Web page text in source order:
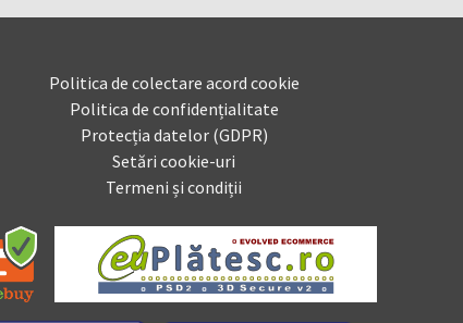
Politica de colectare acord cookie
Politica de confidențialitate
Protecția datelor (GDPR)
Setări cookie-uri
Termeni și condiții